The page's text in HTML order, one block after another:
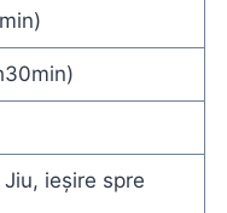
ieșire spre